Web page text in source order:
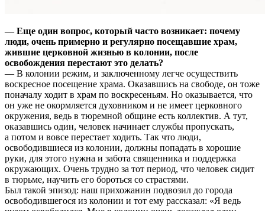
— Еще один вопрос, который часто возникает: почему
люди, очень примерно и регулярно посещавшие храм,
жившие церковной жизнью в колонии, после
освобождения перестают это делать?
— В колонии режим, и заключенному легче осуществить
воскресное посещение храма. Оказавшись на свободе, он тоже
поначалу ходит в храм по воскресеньям. Но оказывается, что
он уже не окормляется духовником и не имеет церковного
окружения, ведь в тюремной общине есть коллектив. А тут,
оказавшись один, человек начинает службы пропускать,
а потом и вовсе перестает ходить. Так что люди,
освободившиеся из колонии, должны попадать в хорошие
руки, для этого нужна и забота священника и поддержка
окружающих. Очень трудно за тот период, что человек сидит
в тюрьме, научить его бороться со страстями.
Был такой эпизод: наш прихожанин подвозил до города
освободившегося из колонии и тот ему рассказал: «Я ведь